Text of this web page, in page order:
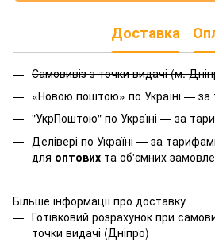
Доставка
Самовивіз з точки видачі (м.
«Новою поштою» по Україні — за
"УкрПоштою" по Україні — за
Делівері по Україні — за
для оптових та об'ємних
Більше інформації про доставку
Готівковий розрахунок при
точки видачі (Дніпро)